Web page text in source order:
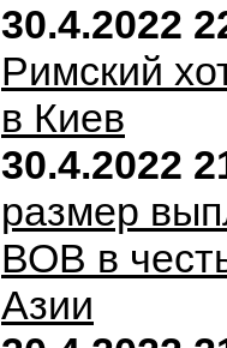
30.4.2022
Римский
в Киев
30.4.2022
размер
ВОВ в
Азии